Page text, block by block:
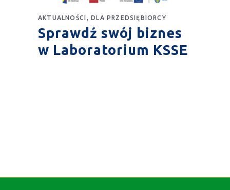
AKTUALNOŚCI ,DLA PRZEDSIĘBIORCY
Sprawdź swój biznes
w Laboratorium KSSE